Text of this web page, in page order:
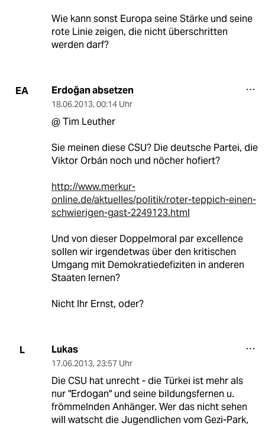
Wie kann sonst Europa seine Stärke und seine
rote Linie zeigen, die nicht überschritten
werden darf?
EA Erdoğan absetzen
18.06.2013, 00:14 Uhr
@ Tim Leuther
Sie meinen diese CSU? Die deutsche Partei, die
Viktor Orbán noch und nöcher hofiert?
http://www.merkur-
online.de/aktuelles/politik/roter-teppich-einen-
schwierigen-gast-2249123.html
Und von dieser Doppelmoral par excellence
sollen wir irgendetwas über den kritischen
Umgang mit Demokratiedefiziten in anderen
Staaten lernen?
Nicht Ihr Ernst, oder?
L Lukas
17.06.2013, 23:57 Uhr
Die CSU hat unrecht - die Türkei ist mehr als
nur "Erdogan" und seine bildungsfernen u.
frömmelnden Anhänger. Wer das nicht sehen
will watscht die Jugendlichen vom Gezi-Park,